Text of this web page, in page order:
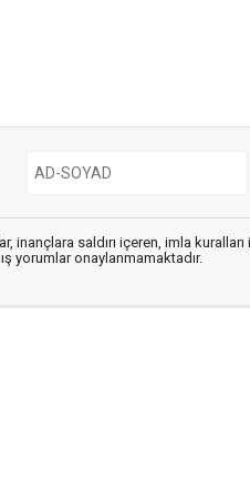
saldırı içeren, imla kuralları
yorumlar onaylanmamaktadır.